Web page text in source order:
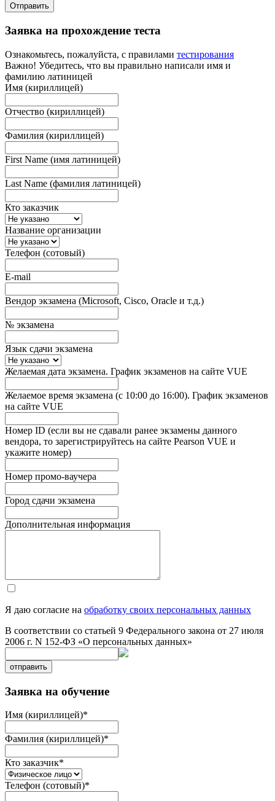
Отправить
Заявка на прохождение теста
Ознакомьтесь, пожалуйста, с правилами тестирования
Важно! Убедитесь, что вы правильно написали имя и
фамилию латиницей
Имя (кириллицей)
Отчество (кириллицей)
Фамилия (кириллицей)
First Name (имя латиницей)
Last Name (фамилия латиницей)
Кто заказчик
Название организации
Телефон (сотовый)
E-mail
Вендор экзамена (Microsoft, Cisco, Oracle и т.д.)
№ экзамена
Язык сдачи экзамена
Желаемая дата экзамена. График экзаменов на сайте VUE
Желаемое время экзамена (с 10:00 до 16:00). График экзаменов
на сайте VUE
Номер ID (если вы не сдавали ранее экзамены данного
вендора, то зарегистрируйтесь на сайте Pearson VUE и
укажите номер)
Номер промо-ваучера
Город сдачи экзамена
Дополнительная информация
Я даю согласие на обработку своих персональных данных
В соответствии со статьей 9 Федерального закона от 27 июля
2006 г. N 152-ФЗ «О персональных данных»
отправить
Заявка на обучение
Имя (кириллицей)*
Фамилия (кириллицей)*
Кто заказчик*
Телефон (сотовый)*